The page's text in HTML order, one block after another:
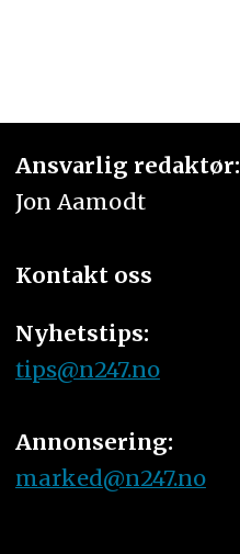
Ansvarlig redaktør:
Jon Aamodt
Kontakt oss
Nyhetstips:
tips@n247.no
Annonsering:
marked@n247.no